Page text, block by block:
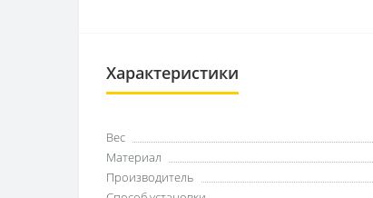
Характеристики
Вес
Материал
Производитель